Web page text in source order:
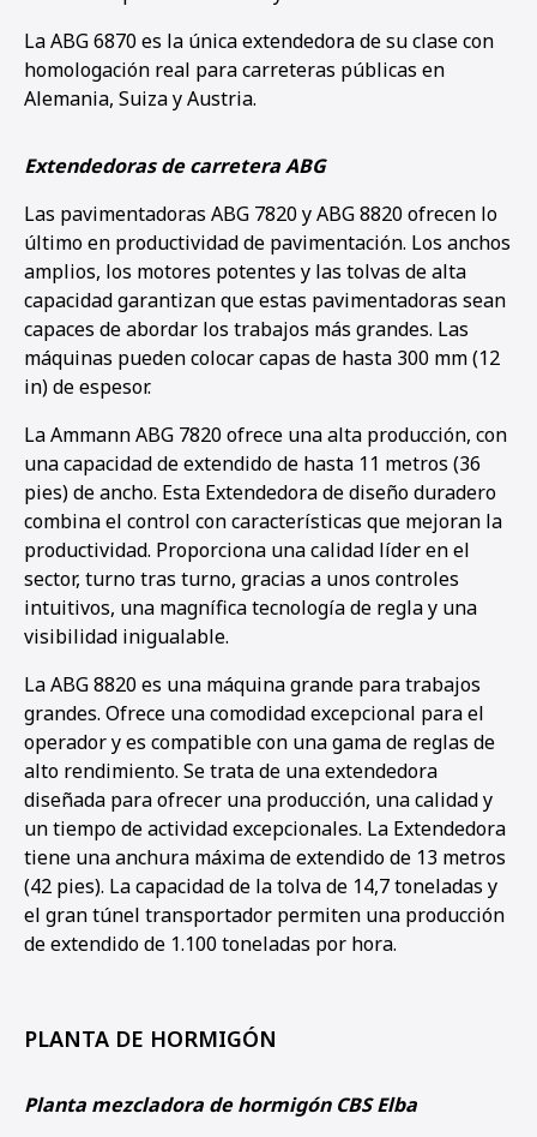
La ABG 6870 es la única extendedora de su clase con
homologación real para carreteras públicas en
Alemania, Suiza y Austria.
Extendedoras de carretera ABG
Las pavimentadoras ABG 7820 y ABG 8820 ofrecen lo
último en productividad de pavimentación. Los anchos
amplios, los motores potentes y las tolvas de alta
capacidad garantizan que estas pavimentadoras sean
capaces de abordar los trabajos más grandes. Las
máquinas pueden colocar capas de hasta 300 mm (12
in) de espesor.
La Ammann ABG 7820 ofrece una alta producción, con
una capacidad de extendido de hasta 11 metros (36
pies) de ancho. Esta Extendedora de diseño duradero
combina el control con características que mejoran la
productividad. Proporciona una calidad líder en el
sector, turno tras turno, gracias a unos controles
intuitivos, una magnífica tecnología de regla y una
visibilidad inigualable.
La ABG 8820 es una máquina grande para trabajos
grandes. Ofrece una comodidad excepcional para el
operador y es compatible con una gama de reglas de
alto rendimiento. Se trata de una extendedora
diseñada para ofrecer una producción, una calidad y
un tiempo de actividad excepcionales. La Extendedora
tiene una anchura máxima de extendido de 13 metros
(42 pies). La capacidad de la tolva de 14,7 toneladas y
el gran túnel transportador permiten una producción
de extendido de 1.100 toneladas por hora.
PLANTA DE HORMIGÓN
Planta mezcladora de hormigón CBS Elba